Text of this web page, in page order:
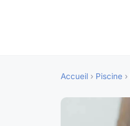
Accueil › Piscine ›